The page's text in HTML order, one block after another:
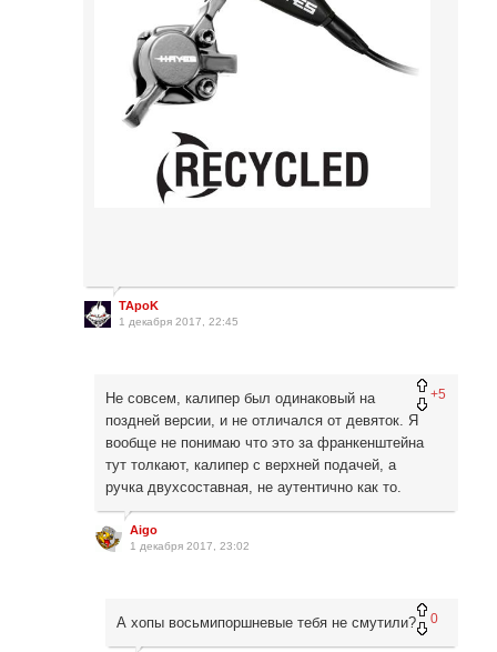
TApoK
1 декабря 2017, 22:45
+5
Не совсем, калипер был одинаковый на
поздней версии, и не отличался от девяток. Я
вообще не понимаю что это за франкенштейна
тут толкают, калипер с верхней подачей, а
ручка двухсоставная, не аутентично как то.
Aigo
1 декабря 2017, 23:02
0
А хопы восьмипоршневые тебя не смутили?